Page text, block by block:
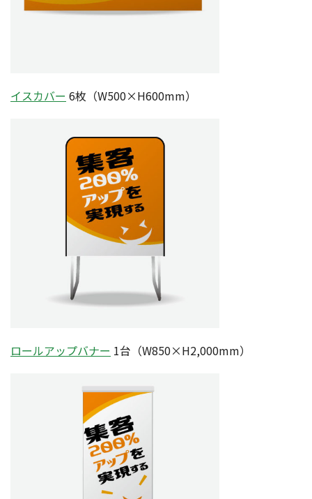
イスカバー 6枚（W500×H600mm）
ロールアップバナー 1台（W850×H2,000mm）